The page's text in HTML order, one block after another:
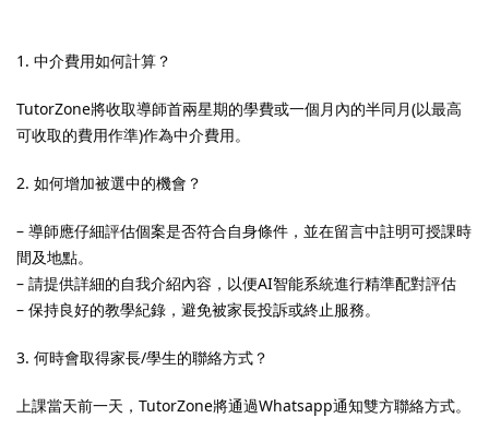
1. 中介費用如何計算？
TutorZone將收取導師首兩星期的學費或一個月內的半同月(以最高
可收取的費用作準)作為中介費用。
2. 如何增加被選中的機會？
– 導師應仔細評估個案是否符合自身條件，並在留言中註明可授課時
間及地點。
– 請提供詳細的自我介紹內容，以便AI智能系統進行精準配對評估
– 保持良好的教學紀錄，避免被家長投訴或終止服務。
3. 何時會取得家長/學生的聯絡方式？
上課當天前一天，TutorZone將通過Whatsapp通知雙方聯絡方式。